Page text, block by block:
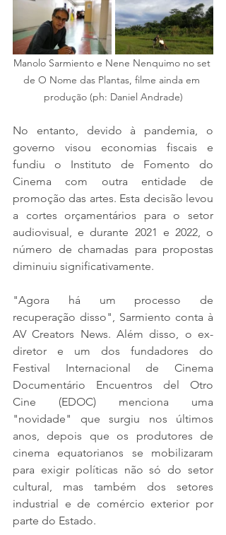
Manolo Sarmiento e Nene Nenquimo no set
de O Nome das Plantas, filme ainda em
produção (ph: Daniel Andrade)
No entanto, devido à pandemia, o
governo visou economias fiscais e
fundiu o Instituto de Fomento do
Cinema com outra entidade de
promoção das artes. Esta decisão levou
a cortes orçamentários para o setor
audiovisual, e durante 2021 e 2022, o
número de chamadas para propostas
diminuiu significativamente.
"Agora há um processo de
recuperação disso", Sarmiento conta à
AV Creators News. Além disso, o ex-
diretor e um dos fundadores do
Festival Internacional de Cinema
Documentário Encuentros del Otro
Cine (EDOC) menciona uma
"novidade" que surgiu nos últimos
anos, depois que os produtores de
cinema equatorianos se mobilizaram
para exigir políticas não só do setor
cultural, mas também dos setores
industrial e de comércio exterior por
parte do Estado.